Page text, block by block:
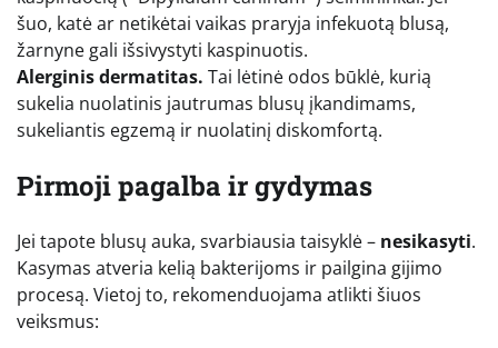
šuo, katė ar netikėtai vaikas praryja infekuotą blusą,
žarnyne gali išsivystyti kaspinuotis.
Alerginis dermatitas. Tai lėtinė odos būklė, kurią
sukelia nuolatinis jautrumas blusų įkandimams,
sukeliantis egzemą ir nuolatinį diskomfortą.
Pirmoji pagalba ir gydymas
Jei tapote blusų auka, svarbiausia taisyklė – nesikasyti.
Kasymas atveria kelią bakterijoms ir pailgina gijimo
procesą. Vietoj to, rekomenduojama atlikti šiuos
veiksmus: